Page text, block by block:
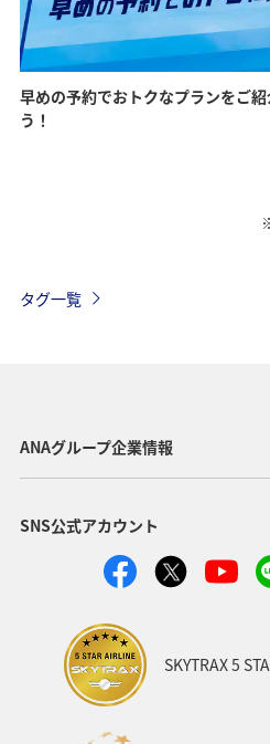
早めの予約でおトクなプランをご
う！
タグ一覧
ANAグループ企業情報
SNS公式アカウント
SKYTRAX 5